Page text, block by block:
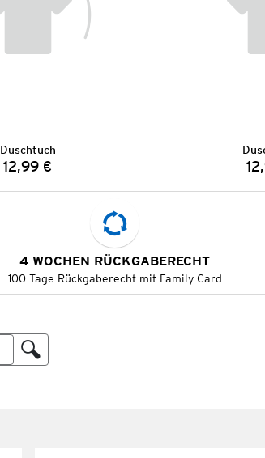
Duschtuch
Preis:
12,99 €
4 WOCHEN RÜCKGABERECHT
100 Tage Rückgaberecht mit Family Card